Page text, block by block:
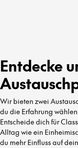
Entdecke
Wir bieten zwei
du die Erfahrung
Entscheide dich für
Alltag wie ein
du mehr Einfluss auf